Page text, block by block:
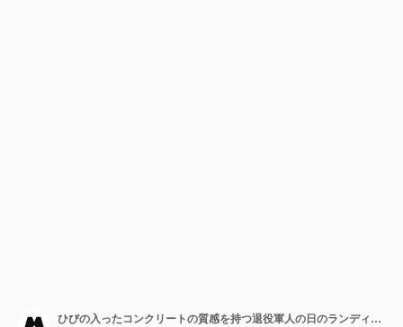
ひびの入ったコンクリートの質感を持つ退役軍人の日のランディングページテンプレート